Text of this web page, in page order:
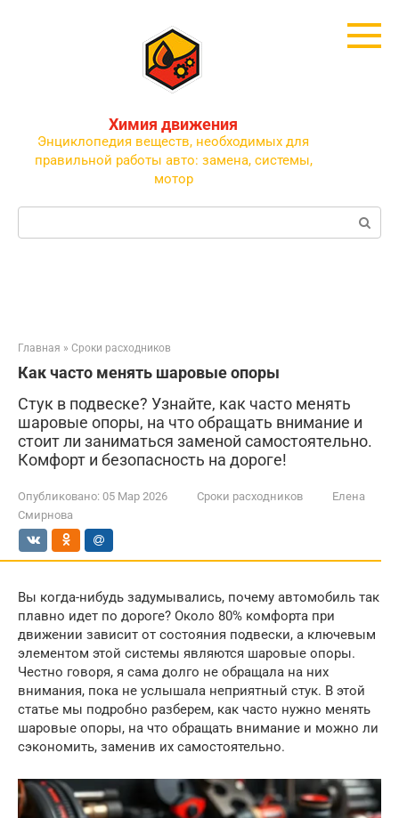
Химия движения
Энциклопедия веществ, необходимых для
правильной работы авто: замена, системы,
мотор
Поиск:
Главная » Сроки расходников
Как часто менять шаровые опоры
Стук в подвеске? Узнайте, как часто менять
шаровые опоры, на что обращать внимание и
стоит ли заниматься заменой самостоятельно.
Комфорт и безопасность на дороге!
Опубликовано: 05 Мар 2026 Сроки расходников
Елена
Смирнова
Вы когда-нибудь задумывались, почему автомобиль так
плавно идет по дороге? Около 80% комфорта при
движении зависит от состояния подвески, а ключевым
элементом этой системы являются шаровые опоры.
Честно говоря, я сама долго не обращала на них
внимания, пока не услышала неприятный стук. В этой
статье мы подробно разберем, как часто нужно менять
шаровые опоры, на что обращать внимание и можно ли
сэкономить, заменив их самостоятельно.